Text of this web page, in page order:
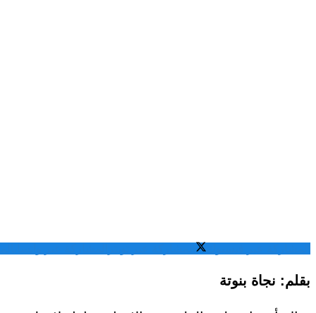
بقلم: نجاة بنوتة